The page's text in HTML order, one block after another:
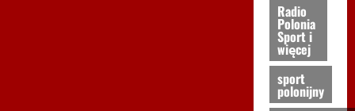
Radio
Polonia
Sport i
więcej
sport
polonijny